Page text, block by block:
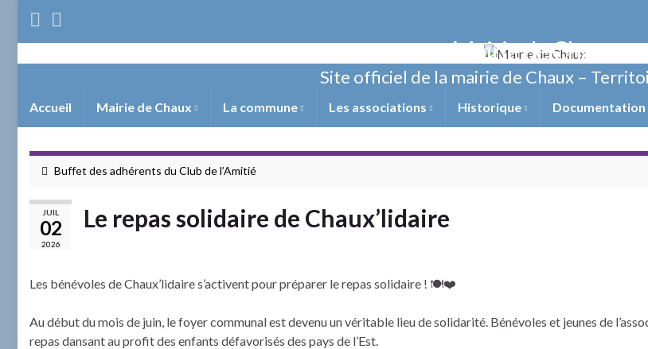
Mairie de Chaux
Site officiel de la mairie de Chaux –
Accueil Mairie de Chaux La commune Les associations Historique Documentation
Buffet des adhérents du Club de l’Amitié
JUIL
02
2026
Le repas solidaire de Chaux’lidaire
Les bénévoles de Chaux’lidaire s’activent pour préparer le repas solidaire ! 🍽️❤️
Au début du mois de juin, le foyer communal est devenu un véritable lieu de solidarité. Bénévoles et jeunes de
repas dansant au profit des enfants défavorisés des pays de l’Est.